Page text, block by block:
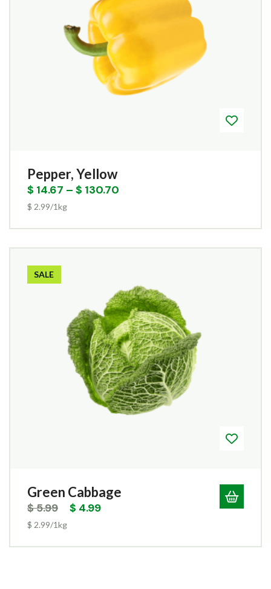
Pepper, Yellow
$ 14.67 – $ 130.70
$ 2.99/1kg
SALE
Green Cabbage
$5.99 $ 4.99
$ 2.99/1kg